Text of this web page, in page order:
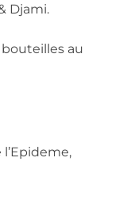
Djami.
au
l’Epideme,